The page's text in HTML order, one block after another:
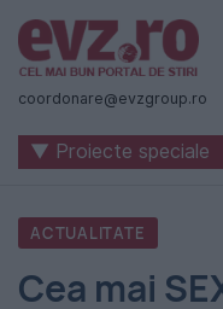
Știri
naționale
internaționale
România
-
coordonare@evzgroup.ro
▼ Proiecte speciale
ACTUALITATE
Cea mai